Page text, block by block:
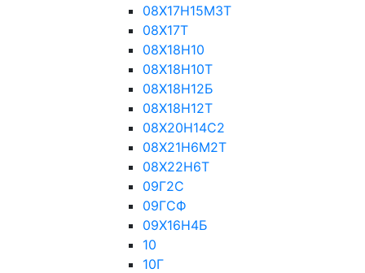
08Х17Н15М3Т
08Х17Т
08Х18Н10
08Х18Н10Т
08Х18Н12Б
08Х18Н12Т
08Х20Н14С2
08Х21Н6М2Т
08Х22Н6Т
09Г2С
09ГСФ
09Х16Н4Б
10
10Г